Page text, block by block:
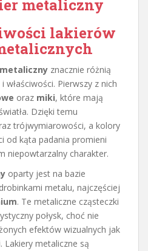
metaliczny
lakierów
znacznie różnią
właściwości. Pierwszy z nich
oraz miki, które mają
Dzięki temu
trójwymiarowości, a kolory
od kąta padania promieni
niepowtarzalny charakter.
oparty jest na bazie
metalu, najczęściej
. Te metaliczne cząsteczki
połysk, choć nie
efektów wizualnych jak
Lakiery metaliczne są